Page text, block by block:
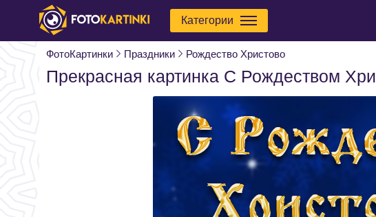
Категории
ФотоКартинки Праздники Рождество Христово
Прекрасная картинка С Рождеством